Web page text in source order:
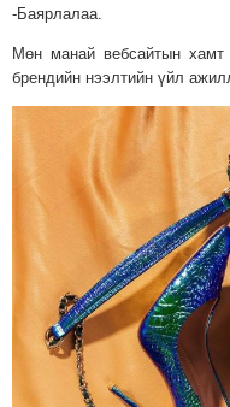
-Баярлалаа.
Мөн манай вебсайтын хамт
брендийн нээлтийн үйл